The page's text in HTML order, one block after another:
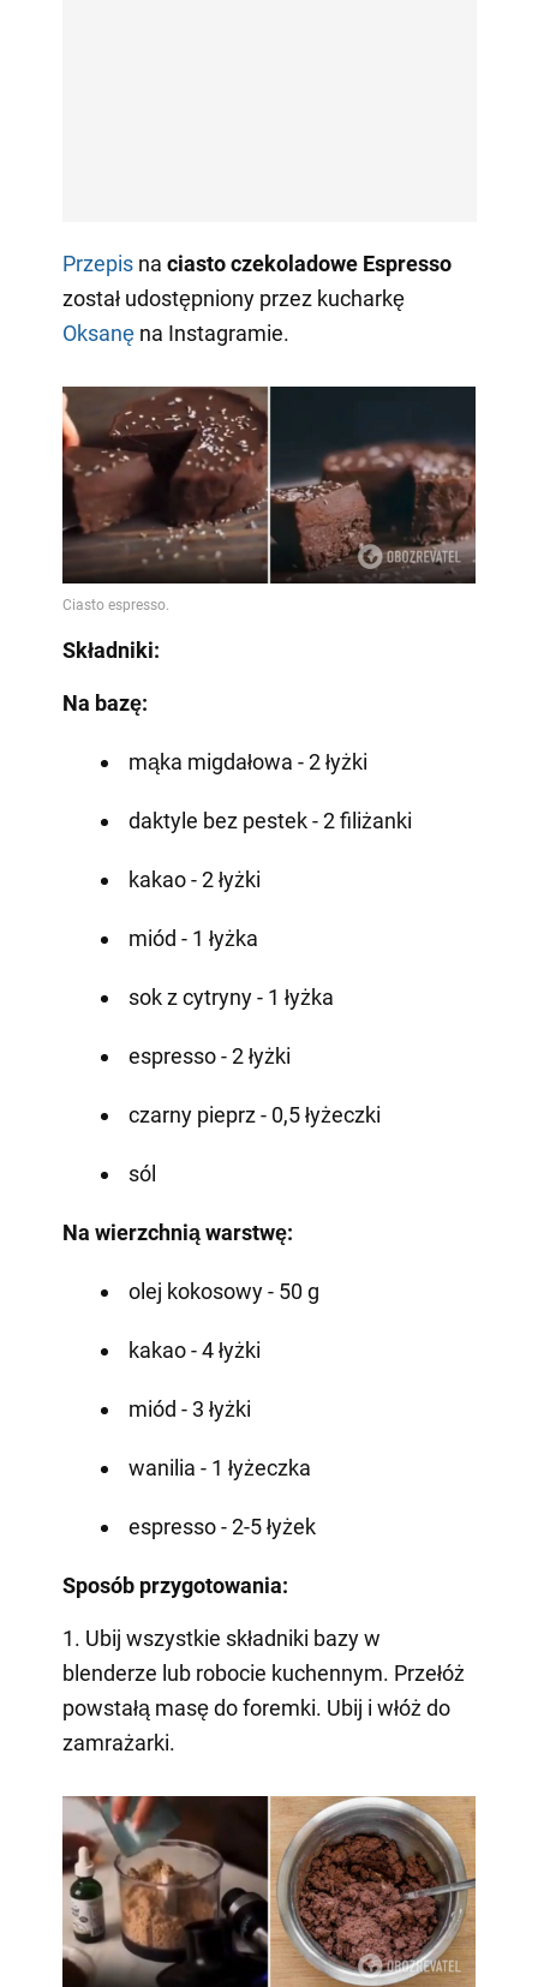
Przepisna ciasto czekoladowe Espresso
został udostępniony przez kucharkę
Oksanęna Instagramie.
Składniki:
Na bazę:
mąka migdałowa - 2 łyżki
daktyle bez pestek - 2 filiżanki
kakao - 2 łyżki
miód - 1 łyżka
sok z cytryny - 1 łyżka
espresso - 2 łyżki
czarny pieprz - 0,5 łyżeczki
sól
Na wierzchnią warstwę:
olej kokosowy - 50 g
kakao - 4 łyżki
miód - 3 łyżki
wanilia - 1 łyżeczka
espresso - 2-5 łyżek
Sposób przygotowania:
1. Ubij wszystkie składniki bazy w
blenderze lub robocie kuchennym. Przełóż
powstałą masę do foremki. Ubij i włóż do
zamrażarki.